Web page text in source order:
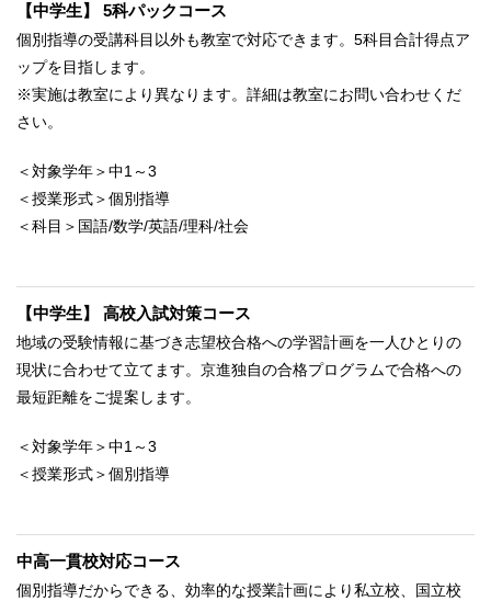
【中学生】 5科パックコース
個別指導の受講科目以外も教室で対応できます。5科目合計得点ア
ップを目指します。
※実施は教室により異なります。詳細は教室にお問い合わせくだ
さい。
＜対象学年＞中1～3
＜授業形式＞個別指導
＜科目＞国語/数学/英語/理科/社会
【中学生】 高校入試対策コース
地域の受験情報に基づき志望校合格への学習計画を一人ひとりの
現状に合わせて立てます。京進独自の合格プログラムで合格への
最短距離をご提案します。
＜対象学年＞中1～3
＜授業形式＞個別指導
中高一貫校対応コース
個別指導だからできる、効率的な授業計画により私立校、国立校